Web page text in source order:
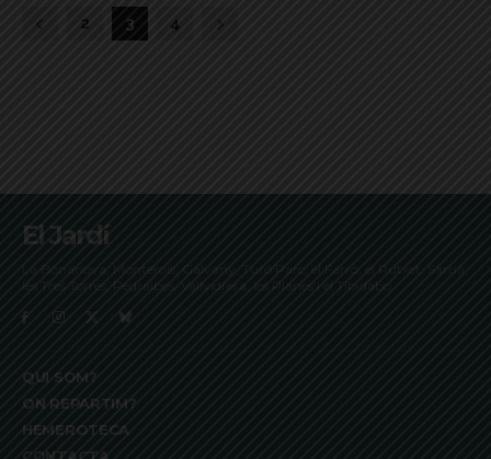
2 3 4
El Jardí
La Bonanova, Monterols, Galvany, Turó Parc, el Farró, el Putxet, Sarrià,
les Tres Torres, Pedralbes, Vallvidrera, les Planes i el Tibidabo
QUI SOM?
ON REPARTIM?
HEMEROTECA